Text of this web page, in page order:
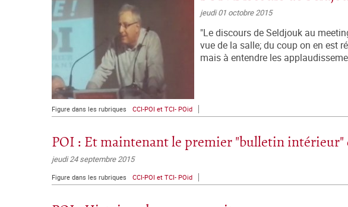
jeudi 01 octobre 2015
"Le discours de Seldjouk au
vue de la salle; du coup on en est
mais à entendre les
Figure dans les rubriques CCI-POI et TCI- POid
POI : Et maintenant le premier "bulletin intérieur"
jeudi 24 septembre 2015
Figure dans les rubriques CCI-POI et TCI- POid